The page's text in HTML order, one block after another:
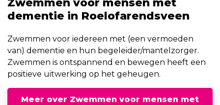
Zwemmen voor mensen met
dementie in Roelofarendsveen
Zwemmen voor iedereen met (een vermoeden
van) dementie en hun begeleider/mantelzorger.
Zwemmen is ontspannend en bewegen heeft een
positieve uitwerking op het geheugen.
Meer over Zwemmen voor mensen met